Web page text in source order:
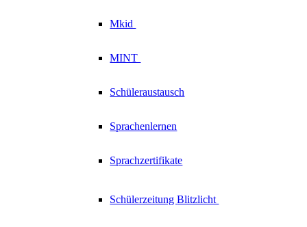
Mkid
MINT
Schüleraustausch
Sprachenlernen
Sprachzertifikate
SchülerzeitungBlitzlicht